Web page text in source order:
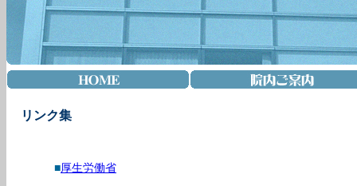
リンク集
■厚生労働省